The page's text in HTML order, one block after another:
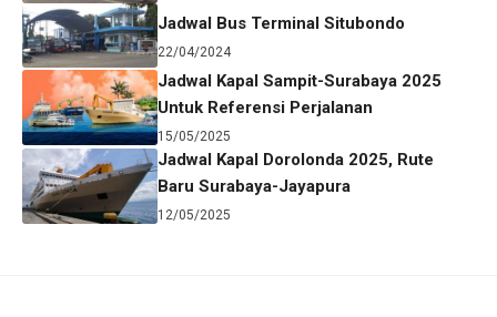
Jadwal Bus Terminal Situbondo
22/04/2024
Jadwal Kapal Sampit-Surabaya 2025
Untuk Referensi Perjalanan
15/05/2025
Jadwal Kapal Dorolonda 2025, Rute
Baru Surabaya-Jayapura
12/05/2025